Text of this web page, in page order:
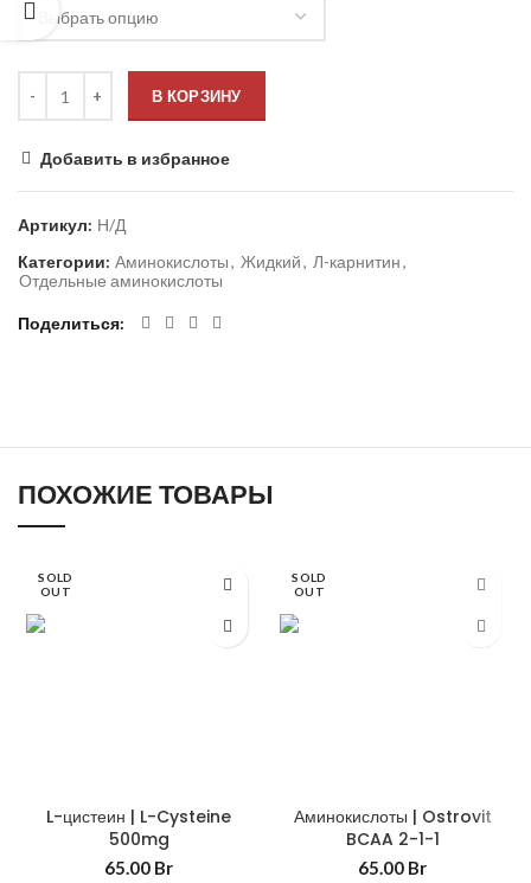
В КОРЗИНУ
Добавить в избранное
Артикул: Н/Д
Категории: Аминокислоты, Жидкий, Л-карнитин,
Отдельные аминокислоты
Поделиться
ПОХОЖИЕ ТОВАРЫ
SOLD
OUT
L-цистеин | L-Cysteine
500mg
65.00 Br
SOLD
OUT
Аминокислоты | Ostrovit
BCAA 2-1-1
65.00 Br